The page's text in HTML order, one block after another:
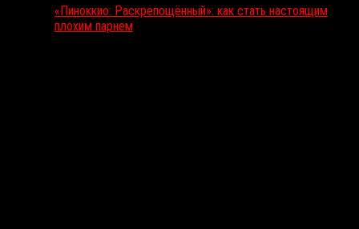
«Пиноккио: Раскрепощённый»: как стать настоящим
плохим парнем